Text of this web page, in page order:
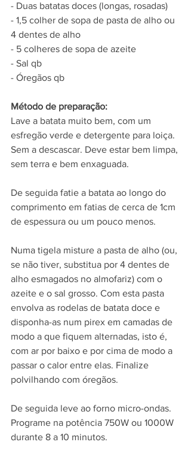
- Duas batatas doces (longas, rosadas)
- 1,5 colher de sopa de pasta de alho ou
4 dentes de alho
- 5 colheres de sopa de azeite
- Sal qb
- Óregãos qb
Método de preparação:
Lave a batata muito bem, com um
esfregão verde e detergente para loiça.
Sem a descascar. Deve estar bem limpa,
sem terra e bem enxaguada.
De seguida fatie a batata ao longo do
comprimento em fatias de cerca de 1cm
de espessura ou um pouco menos.
Numa tigela misture a pasta de alho (ou,
se não tiver, substitua por 4 dentes de
alho esmagados no almofariz) com o
azeite e o sal grosso. Com esta pasta
envolva as rodelas de batata doce e
disponha-as num pirex em camadas de
modo a que fiquem alternadas, isto é,
com ar por baixo e por cima de modo a
passar o calor entre elas. Finalize
polvilhando com óregãos.
De seguida leve ao forno micro-ondas.
Programe na potência 750W ou 1000W
durante 8 a 10 minutos.